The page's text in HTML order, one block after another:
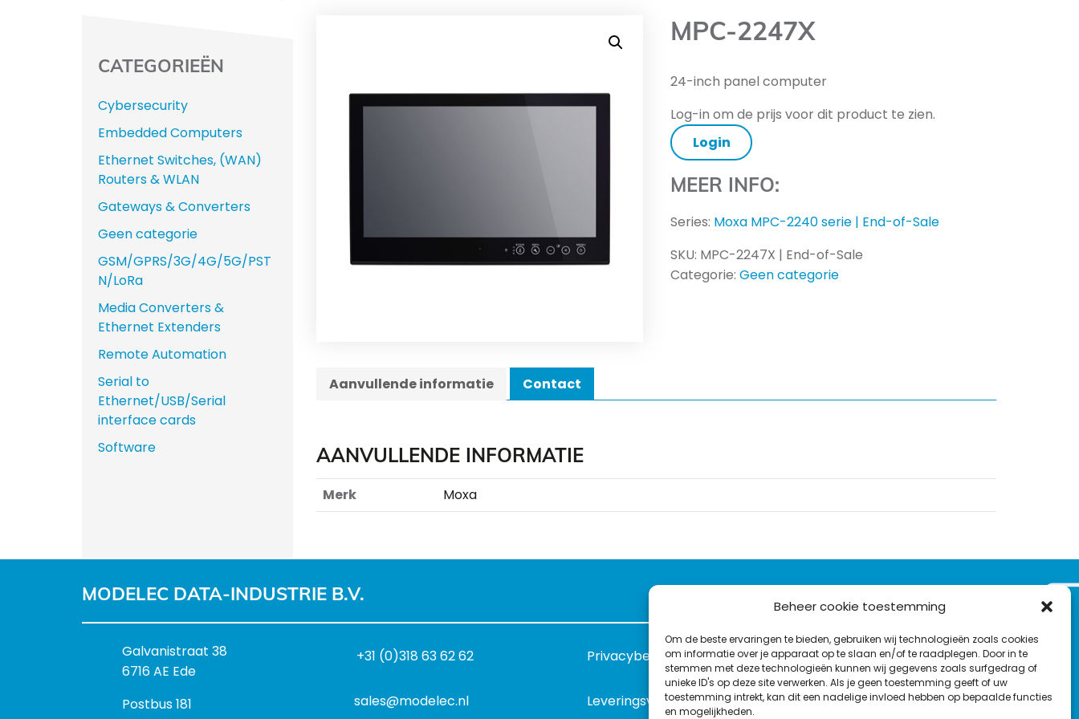
Beheer cookie toestemming
Om de beste ervaringen te bieden, gebruiken wij technologieën zoals cookies
om informatie over je apparaat op te slaan en/of te raadplegen. Door in te
stemmen met deze technologieën kunnen wij gegevens zoals surfgedrag of
unieke ID's op deze site verwerken. Als je geen toestemming geeft of uw
toestemming intrekt, kan dit een nadelige invloed hebben op bepaalde functies
en mogelijkheden.
MPC-2247X
24-inch panel computer
Log-in om de prijs voor dit product te zien.
Login
MEER INFO:
Series: Moxa MPC-2240 serie | End-of-Sale
SKU: MPC-2247X | End-of-Sale
Categorie:Geen categorie
Aanvullende informatie Contact
AANVULLENDE INFORMATIE
Merk Moxa
CATEGORIEËN
Cybersecurity
Embedded Computers
Ethernet Switches, (WAN)
Routers & WLAN
Gateways & Converters
Geen categorie
GSM/GPRS/3G/4G/5G/PST
N/LoRa
Media Converters &
Ethernet Extenders
Remote Automation
Serial to
Ethernet/USB/Serial
interface cards
Software
MODELEC DATA-INDUSTRIE B.V.
B
e
o
Galvanistraat 38
6716 AE Ede
P
Postbus 181
+31 (0)318 63 62 62
sales@modelec.nl
Privacybeleid
Leveringsvoorwaarden
VOLG ONS OP:
L
i
nT
w
F
a
c
Y
o
u
C
o
n